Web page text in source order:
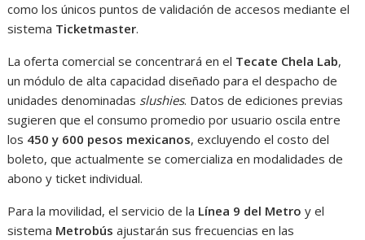
como los únicos puntos de validación de accesos mediante el
sistema Ticketmaster.
La oferta comercial se concentrará en el Tecate Chela Lab,
un módulo de alta capacidad diseñado para el despacho de
unidades denominadas slushies. Datos de ediciones previas
sugieren que el consumo promedio por usuario oscila entre
los 450 y 600 pesos mexicanos, excluyendo el costo del
boleto, que actualmente se comercializa en modalidades de
abono y ticket individual.
Para la movilidad, el servicio de la Línea 9 del Metro y el
sistema Metrobús ajustarán sus frecuencias en las